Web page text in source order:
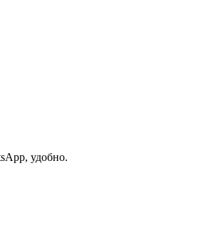
удобно.